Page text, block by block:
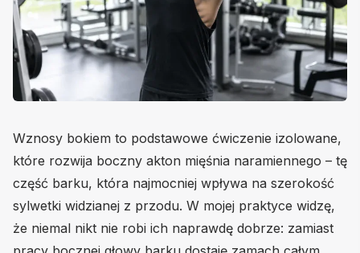
Wznosy bokiem to podstawowe ćwiczenie izolowane,
które rozwija boczny akton mięśnia naramiennego – tę
część barku, która najmocniej wpływa na szerokość
sylwetki widzianej z przodu. W mojej praktyce widzę,
że niemal nikt nie robi ich naprawdę dobrze: zamiast